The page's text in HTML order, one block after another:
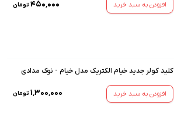
افزودن به سبد خرید ۴۵۰٬۰۰۰ تومان
کلید کولر جدید خیام الکتریک مدل خیام - نوک مدادی
افزودن به سبد خرید ۱٬۳۰۰٬۰۰۰ تومان